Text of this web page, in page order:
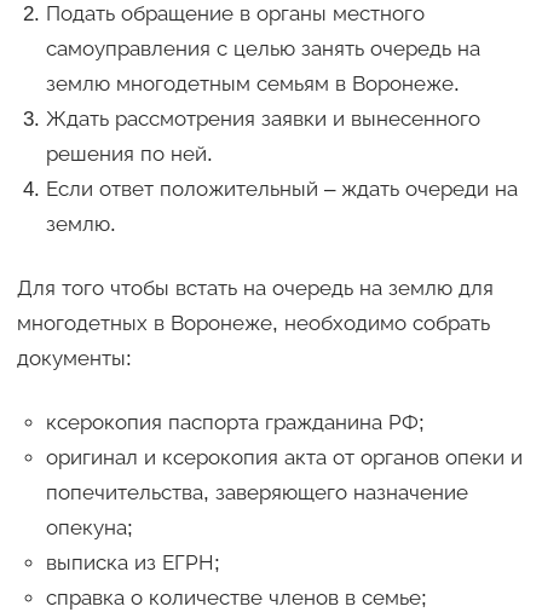
Подать обращение в органы местного
самоуправления с целью занять очередь на
землю многодетным семьям в Воронеже.
Ждать рассмотрения заявки и вынесенного
решения по ней.
Если ответ положительный – ждать очереди на
землю.
Для того чтобы встать на очередь на землю для
многодетных в Воронеже, необходимо собрать
документы:
ксерокопия паспорта гражданина РФ;
оригинал и ксерокопия акта от органов опеки и
попечительства, заверяющего назначение
опекуна;
выписка из ЕГРН;
справка о количестве членов в семье;